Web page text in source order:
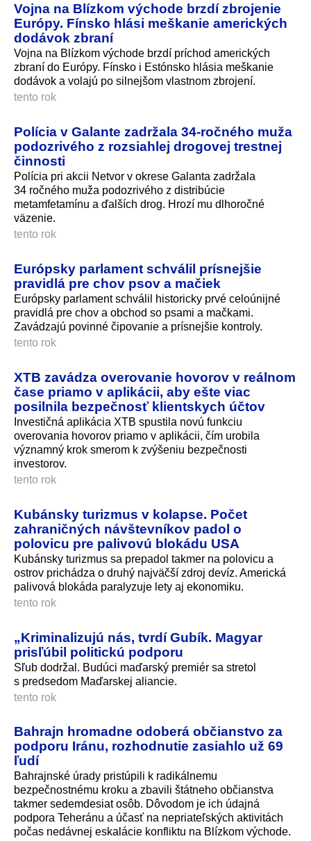
Vojna na Blízkom východe brzdí zbrojenie
Európy. Fínsko hlási meškanie amerických
dodávok zbraní
Vojna na Blízkom východe brzdí príchod amerických
zbraní do Európy. Fínsko i Estónsko hlásia meškanie
dodávok a volajú po silnejšom vlastnom zbrojení.
tento rok
Polícia v Galante zadržala 34-ročného muža
podozrivého z rozsiahlej drogovej trestnej
činnosti
Polícia pri akcii Netvor v okrese Galanta zadržala
34 ročného muža podozrivého z distribúcie
metamfetamínu a ďalších drog. Hrozí mu dlhoročné
väzenie.
tento rok
Európsky parlament schválil prísnejšie
pravidlá pre chov psov a mačiek
Európsky parlament schválil historicky prvé celoúnijné
pravidlá pre chov a obchod so psami a mačkami.
Zavádzajú povinné čipovanie a prísnejšie kontroly.
tento rok
XTB zavádza overovanie hovorov v reálnom
čase priamo v aplikácii, aby ešte viac
posilnila bezpečnosť klientskych účtov
Investičná aplikácia XTB spustila novú funkciu
overovania hovorov priamo v aplikácii, čím urobila
významný krok smerom k zvýšeniu bezpečnosti
investorov.
tento rok
Kubánsky turizmus v kolapse. Počet
zahraničných návštevníkov padol o
polovicu pre palivovú blokádu USA
Kubánsky turizmus sa prepadol takmer na polovicu a
ostrov prichádza o druhý najväčší zdroj devíz. Americká
palivová blokáda paralyzuje lety aj ekonomiku.
tento rok
„Kriminalizujú nás, tvrdí Gubík. Magyar
prisľúbil politickú podporu
Sľub dodržal. Budúci maďarský premiér sa stretol
s predsedom Maďarskej aliancie.
tento rok
Bahrajn hromadne odoberá občianstvo za
podporu Iránu, rozhodnutie zasiahlo už 69
ľudí
Bahrajnské úrady pristúpili k radikálnemu
bezpečnostnému kroku a zbavili štátneho občianstva
takmer sedemdesiat osôb. Dôvodom je ich údajná
podpora Teheránu a účasť na nepriateľských aktivitách
počas nedávnej eskalácie konfliktu na Blízkom východe.